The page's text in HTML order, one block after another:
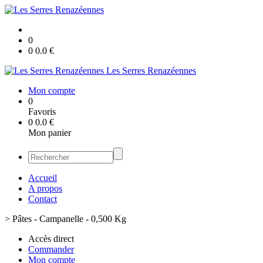
0
0 0.0 €
Les Serres Renazéennes
Mon compte
0
Favoris
0 0.0 €
Mon panier
Accueil
A propos
Contact
> Pâtes - Campanelle - 0,500 Kg
Accès direct
Commander
Mon compte